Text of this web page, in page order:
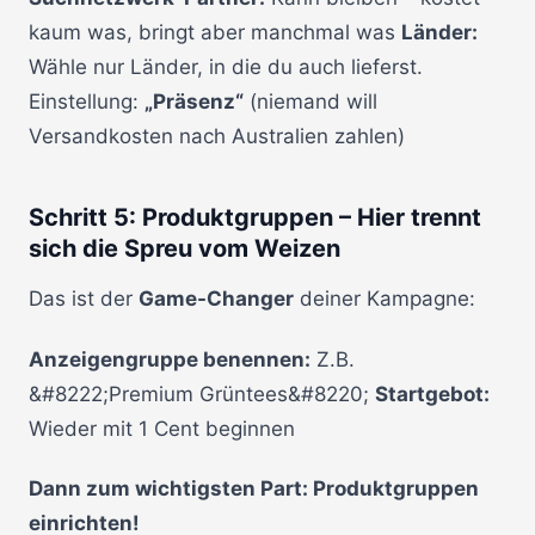
kaum was, bringt aber manchmal was Länder:
Wähle nur Länder, in die du auch lieferst.
Einstellung: „Präsenz“ (niemand will
Versandkosten nach Australien zahlen)
Schritt 5: Produktgruppen – Hier trennt
sich die Spreu vom Weizen
Das ist der Game-Changer deiner Kampagne:
Anzeigengruppe benennen: Z.B.
&#8222;Premium Grüntees&#8220; Startgebot:
Wieder mit 1 Cent beginnen
Dann zum wichtigsten Part: Produktgruppen
einrichten!